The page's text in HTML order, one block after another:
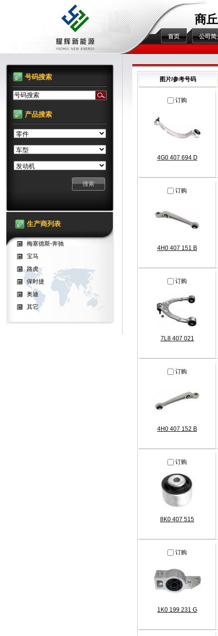
商
首页 公司简
图片/参考号码
订购
4G0 407 694 D
订购
4H0 407 151 B
订购
7L8 407 021
订购
4H0 407 152 B
订购
8K0 407 515
订购
1K0 199 231 G
号码搜索
号码搜索
产品搜索
生产商列表
梅塞德斯-奔驰
宝马
路虎
保时捷
奥迪
其它